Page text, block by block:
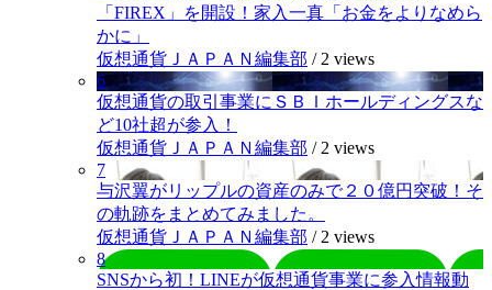
「FIREX」を開設！家入一真「お金をよりなめら
かに」
仮想通貨ＪＡＰＡＮ編集部 / 2 views
6
仮想通貨の取引事業にＳＢＩホールディングスな
ど10社超が参入！
仮想通貨ＪＡＰＡＮ編集部 / 2 views
7
与沢翼がリップルの資産のみで２０億円突破！そ
の軌跡をまとめてみました。
仮想通貨ＪＡＰＡＮ編集部 / 2 views
8
SNSから初！LINEが仮想通貨事業に参入情報動